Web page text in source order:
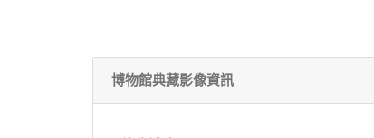
博物館典藏影像資訊